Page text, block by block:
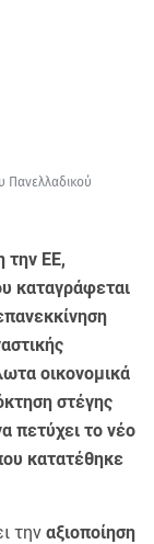
Πανελλαδικού
την ΕΕ,
καταγράφεται
οικονομικά
στέγης
πετύχει το νέο
κατατέθηκε
την αξιοποίηση